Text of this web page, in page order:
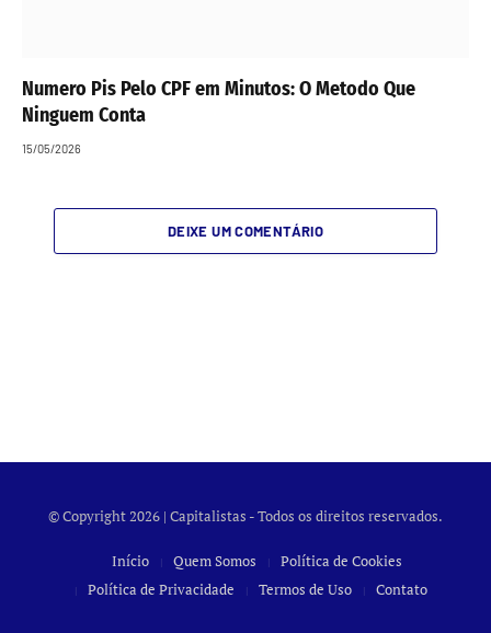
Numero Pis Pelo CPF em Minutos: O Metodo Que
Ninguem Conta
15/05/2026
DEIXE UM COMENTÁRIO
© Copyright 2026 | Capitalistas - Todos os direitos reservados.
Início Quem Somos
Política de Cookies
Política de Privacidade
Termos de Uso Contato